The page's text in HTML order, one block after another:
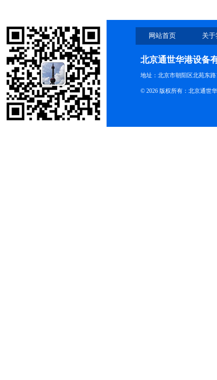
网站首页 关
北京通世华港设备
地址：北京市朝阳区北苑东路
© 2026 版权所有：北京通世